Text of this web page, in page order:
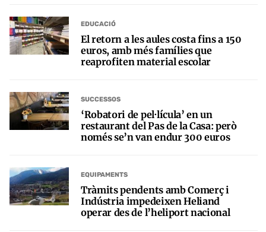
EDUCACIÓ
El retorn a les aules costa fins a 150
euros, amb més famílies que
reaprofiten material escolar
SUCCESSOS
‘Robatori de pel·lícula’ en un
restaurant del Pas de la Casa: però
només se’n van endur 300 euros
EQUIPAMENTS
Tràmits pendents amb Comerç i
Indústria impedeixen Heliand
operar des de l’heliport nacional